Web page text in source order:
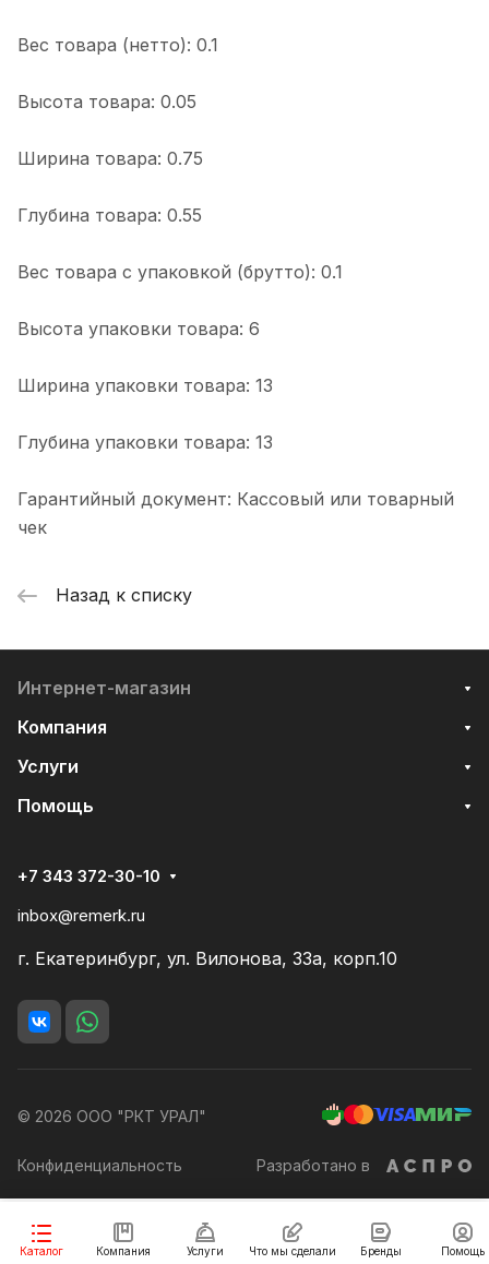
В корзину
Вес товара (нетто): 0.1
Высота товара: 0.05
Ширина товара: 0.75
Глубина товара: 0.55
Вес товара с упаковкой (брутто): 0.1
Высота упаковки товара: 6
Ширина упаковки товара: 13
Глубина упаковки товара: 13
Гарантийный документ: Кассовый или товарный
чек
Назад к списку
Каталог Компания Услуги Что мы сделали Бренды Помощь
Интернет-магазин
Компания
Услуги
Помощь
+7 343 372-30-10
inbox@remerk.ru
г. Екатеринбург, ул. Вилонова, 33а, корп.10
© 2026 ООО "РКТ УРАЛ"
Конфиденциальность Разработано в